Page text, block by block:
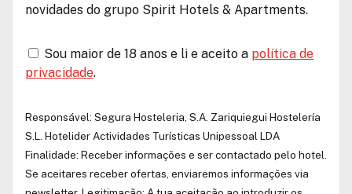
novidades do grupo Spirit Hotels & Apartments.
Sou maior de 18 anos e li e aceito a política de
privacidade.
Responsável: Segura Hosteleria, S.A. Zariquiegui Hostelería
S.L.
Hotelider Actividades Turísticas Unipessoal LDA
Finalidade: Receber informações e ser contactado pelo hotel.
Se aceitares receber ofertas, enviaremos informações via